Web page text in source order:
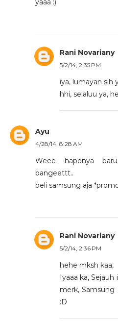
yaaa :)
Rani Novariany
5/2/14, 2:35 PM
iya, lumayan sih
hhi, selaluu ya,
Ayu
4/28/14, 8:28 AM
Weee hapenya
bangeettt..
beli samsung aja
Rani Novariany
5/2/14, 2:36 PM
hehe mksh kaa,
Iyaaa ka,
merk,
:D